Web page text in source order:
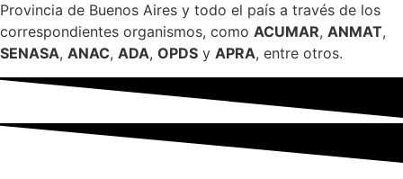
Provincia de Buenos Aires y todo el país a través de los
correspondientes organismos, como ACUMAR, ANMAT,
SENASA, ANAC, ADA, OPDS y APRA, entre otros.